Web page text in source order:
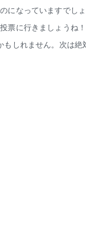
になっていますでしょ
票に行きましょうね！
もしれません。次は絶